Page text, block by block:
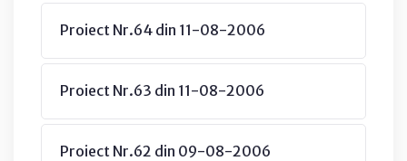
Proiect Nr.64 din 11-08-2006
Proiect Nr.63 din 11-08-2006
Proiect Nr.62 din 09-08-2006